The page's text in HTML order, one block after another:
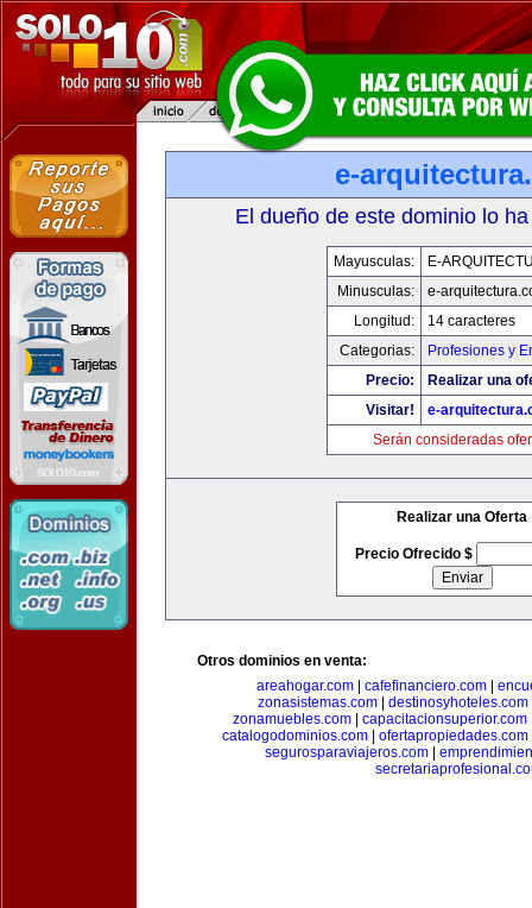
e-
El dueño de este dominio lo
Mayusculas:
E-
Minusculas:
e-
Longitud:
14 caracteres
Categorias:
Profesiones y
Precio:
Realizar una
Visitar!
e-
Serán consideradas
Realizar una Oferta
Precio Ofrecido $
Otros dominios en venta:
areahogar.com| cafefinanciero.com|
zonasistemas.com| destinosyhoteles.com
zonamuebles.com| capacitacionsuperior.com
catalogodominios.com| ofertapropiedades.com
segurosparaviajeros.com